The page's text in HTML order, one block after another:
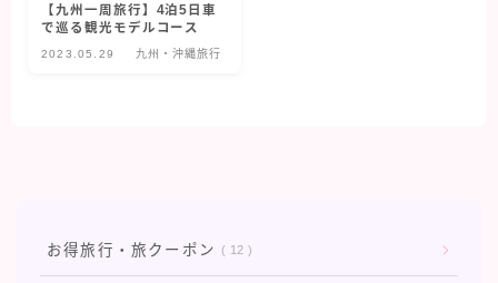
マイルを貯める
【九州一周旅行】4泊5日車
で巡る観光モデルコース
2023.05.29 九州・沖縄旅行
お得旅行・旅クーポン 12